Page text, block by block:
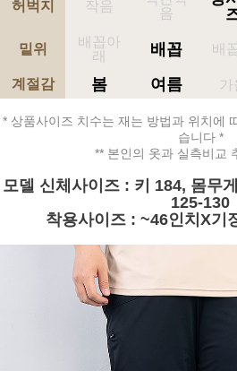
허벅지 작음
음
밑위
배꼽아
래
배꼽 배
계절감 봄 여름 가
* 상품사이즈 치수는 재는 방법과 위치에
습니다 *
** 본인의 옷과 실측비교
모델 신체사이즈 : 키 184, 몸무
125-130
착용사이즈 : ~46인치X기